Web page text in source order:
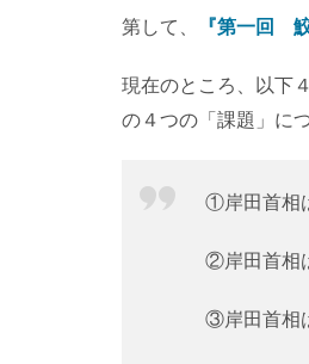
第して、 『第一回
現在のところ、以下
の４つの「課題」に
①岸田首相
②岸田首相
③岸田首相